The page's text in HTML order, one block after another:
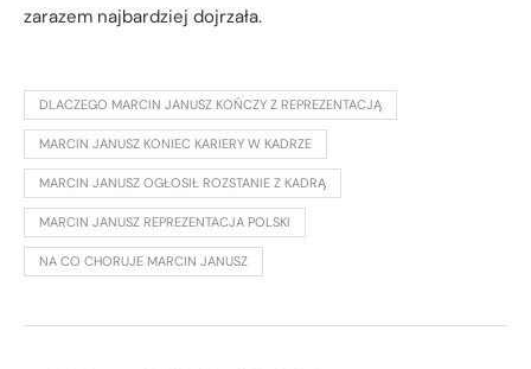
zarazem najbardziej dojrzała.
DLACZEGO MARCIN JANUSZ KOŃCZY Z REPREZENTACJĄ
MARCIN JANUSZ KONIEC KARIERY W KADRZE
MARCIN JANUSZ OGŁOSIŁ ROZSTANIE Z KADRĄ
MARCIN JANUSZ REPREZENTACJA POLSKI
NA CO CHORUJE MARCIN JANUSZ